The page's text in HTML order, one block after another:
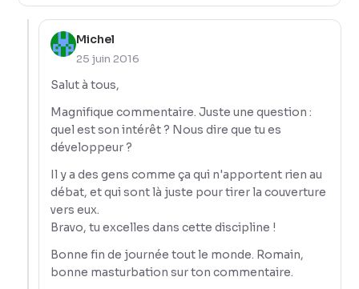
Michel
25 juin 2016
Salut à tous,
Magnifique commentaire. Juste une question :
quel est son intérêt ? Nous dire que tu es
développeur ?
Il y a des gens comme ça qui n'apportent rien au
débat, et qui sont là juste pour tirer la couverture
vers eux.
Bravo, tu excelles dans cette discipline !
Bonne fin de journée tout le monde. Romain,
bonne masturbation sur ton commentaire.